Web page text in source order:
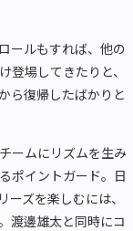
ールもすれば、他の
場してきたりと、
ら復帰したばかりと
ームにリズムを生み
ポイントガード。日
ズを楽しむには、
渡邊雄太と同時にコ